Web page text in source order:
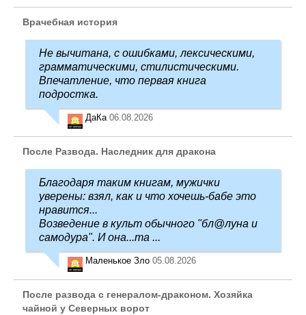
Врачебная история
Не вычитана, с ошибками, лексическими,
грамматическими, стилистическими.
Впечатление, что первая книга
подростка.
ДаКа 06.08.2026
После Развода. Наследник для дракона
Благодаря таким книгам, мужички
уверены: взял, как и что хочешь-бабе это
нравится...
Возведение в культ обычного "бл@луна и
самодура". И она...та ...
Маленькое Зло 05.08.2026
После развода с генералом-драконом. Хозяйка
чайной у Северных ворот